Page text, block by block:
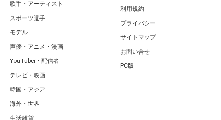
歌手・アーティスト
スポーツ選手
モデル
声優・アニメ・漫画
YouTuber・配信者
テレビ・映画
韓国・アジア
海外・世界
生活雑貨
利用規約
プライバシー
サイトマップ
お問い合せ
PC版